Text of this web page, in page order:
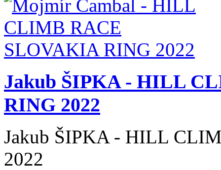
Jakub ŠIPKA - HILL
RING 2022
Jakub ŠIPKA - HILL
2022